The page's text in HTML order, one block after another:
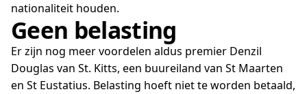
nationaliteit houden.
Geen belasting
Er zijn nog meer voordelen aldus premier Denzil
Douglas van St. Kitts, een buureiland van St Maarten
en St Eustatius. Belasting hoeft niet te worden betaald,